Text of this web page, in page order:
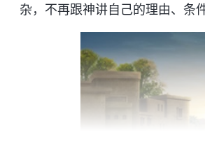
杂，不再跟神讲自己的理由、条